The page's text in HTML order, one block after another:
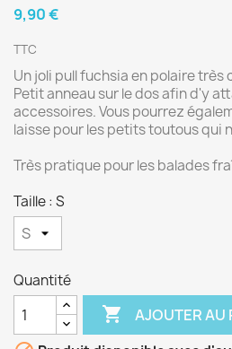
9,90 €
TTC
Un joli pull fuchsia en polaire très
Petit anneau sur le dos afin d'y
accessoires. Vous pourrez
laisse pour les petits toutous qui
Très pratique pour les balades
Taille : S
Quantité
 AJOUTER AU